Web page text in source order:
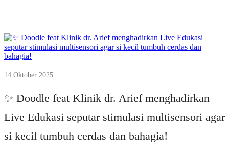
14 Oktober 2025
✨ Doodle feat Klinik dr. Arief menghadirkan
Live Edukasi seputar stimulasi multisensori agar
si kecil tumbuh cerdas dan bahagia!